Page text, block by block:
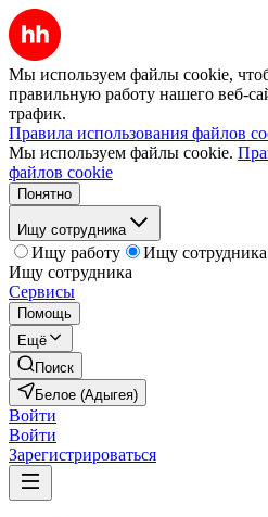
Мы используем файлы cookie,
правильную работу нашего веб-
трафик.
Правила использования файлов
Мы используем файлы cookie.
файлов cookie
Понятно
Ищу сотрудника
Ищу работу
Ищу сотрудника
Ищу сотрудника
Сервисы
Помощь
Ещё
Поиск
Белое (Адыгея)
Войти
Войти
Зарегистрироваться